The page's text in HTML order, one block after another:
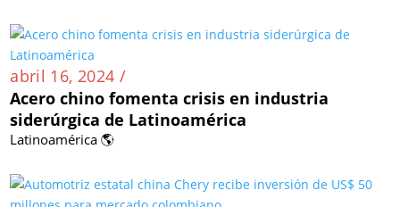
abril 16, 2024 /
Acero chino fomenta crisis en industria
siderúrgica de Latinoamérica
Latinoamérica 🌎